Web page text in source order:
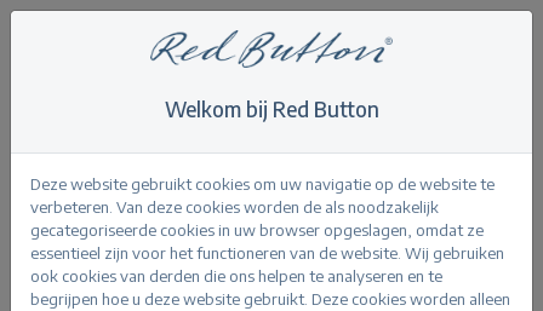
Claudette Cotton Linen L33
Terug
Welkom bij Red Button
Deze website gebruikt cookies om uw navigatie op de website te
verbeteren. Van deze cookies worden de als noodzakelijk
gecategoriseerde cookies in uw browser opgeslagen, omdat ze
essentieel zijn voor het functioneren van de website. Wij gebruiken
ook cookies van derden die ons helpen te analyseren en te
begrijpen hoe u deze website gebruikt. Deze cookies worden alleen